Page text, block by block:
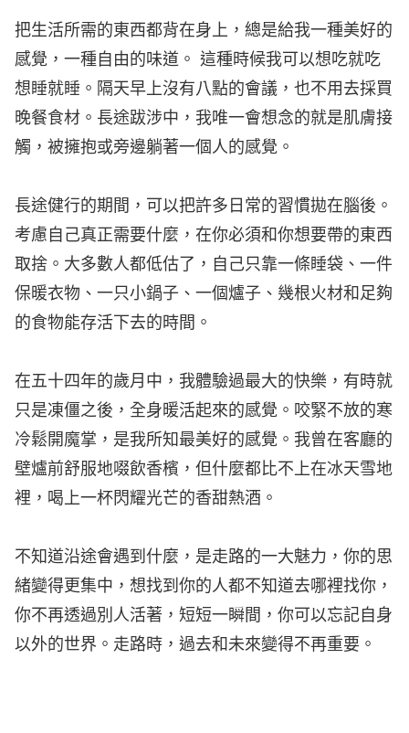
把生活所需的東西都背在身上，總是給我一種美好的
感覺，一種自由的味道。 這種時候我可以想吃就吃
想睡就睡。隔天早上沒有八點的會議，也不用去採買
晚餐食材。長途跋涉中，我唯一會想念的就是肌膚接
觸，被擁抱或旁邊躺著一個人的感覺。
長途健行的期間，可以把許多日常的習慣拋在腦後。
考慮自己真正需要什麼，在你必須和你想要帶的東西
取捨。大多數人都低估了，自己只靠一條睡袋、一件
保暖衣物、一只小鍋子、一個爐子、幾根火材和足夠
的食物能存活下去的時間。
在五十四年的歲月中，我體驗過最大的快樂，有時就
只是凍僵之後，全身暖活起來的感覺。咬緊不放的寒
冷鬆開魔掌，是我所知最美好的感覺。我曾在客廳的
壁爐前舒服地啜飲香檳，但什麼都比不上在冰天雪地
裡，喝上一杯閃耀光芒的香甜熱酒。
不知道沿途會遇到什麼，是走路的一大魅力，你的思
緒變得更集中，想找到你的人都不知道去哪裡找你，
你不再透過別人活著，短短一瞬間，你可以忘記自身
以外的世界。走路時，過去和未來變得不再重要。